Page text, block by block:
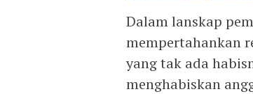
Dalam lanskap
mempertahankan
yang tak ada
menghabiskan